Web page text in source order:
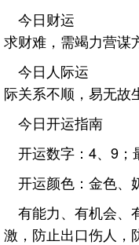
今日财运
求财难，需竭力营谋
今日人际运
际关系不顺，易无故
今日开运指南
开运数字：4、9；
开运颜色：金色、
有能力、有机会、
激，防止出口伤人，